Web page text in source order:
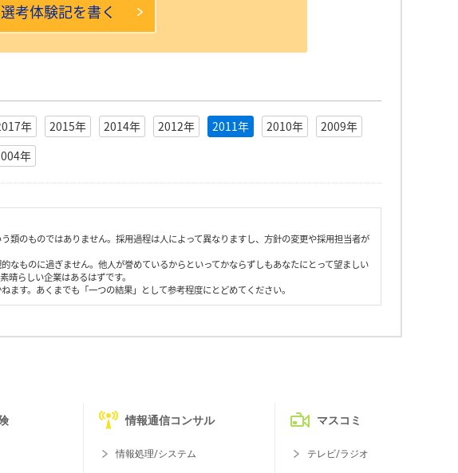
考体験記を書く
年 2015年 2014年 2012年 2011年 2010年
2009年
年
類のものではありません。採用過程は人によって異なりますし、方針の変更や採用担当者が
なものに過ぎません。他人が誉めているからといってかならずしもあなたにとって望ましい
晴らしい企業はあるはずです。
す。あくまでも「一つの結果」として参考程度にとどめてください。
情報通信コンサル
情報処理/システム
マスコミ
テレビ/ラジオ